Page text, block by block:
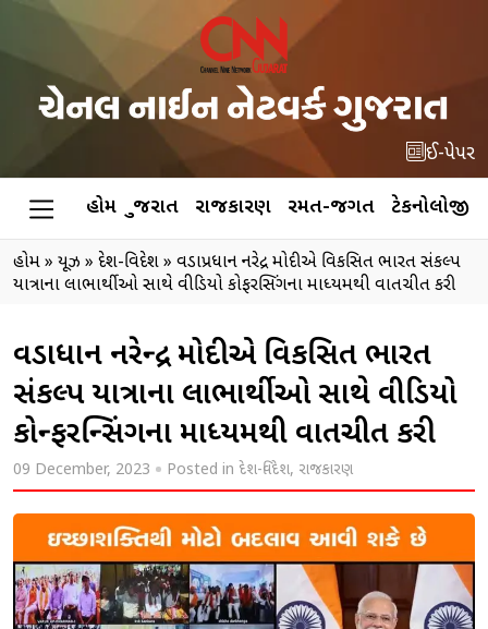
ઈ-પેપર
હોમ ગુજરાત રાજકારણ રમત-જગત ટેકનોલોજી
હોમ» ન્યૂઝ » દેશ-વિદેશ» વડાપ્રધાન નરેન્દ્ર મોદીએ વિકસિત ભારત સંકલ્પ
યાત્રાના લાભાર્થીઓ સાથે વીડિયો કોન્ફરન્સિંગના માધ્યમથી વાતચીત કરી
વડાપ્રધાન નરેન્દ્ર મોદીએ વિકસિત ભારત
સંકલ્પ યાત્રાના લાભાર્થીઓ સાથે વીડિયો
કોન્ફરન્સિંગના માધ્યમથી વાતચીત કરી
09 December, 2023 Posted in દેશ-વિદેશ, રાજકારણ